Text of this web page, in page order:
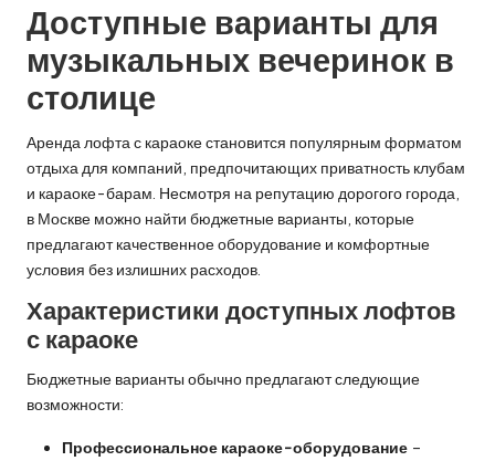
Доступные варианты для
музыкальных вечеринок в
столице
Аренда лофта с караоке становится популярным форматом
отдыха для компаний, предпочитающих приватность клубам
и караоке-барам. Несмотря на репутацию дорогого города,
в Москве можно найти бюджетные варианты, которые
предлагают качественное оборудование и комфортные
условия без излишних расходов.
Характеристики доступных лофтов
с караоке
Бюджетные варианты обычно предлагают следующие
возможности:
Профессиональное караоке-оборудование –